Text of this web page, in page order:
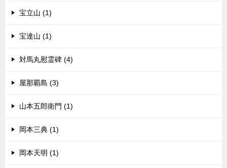
宝立山 (1)
宝達山 (1)
対馬丸慰霊碑 (4)
屋那覇島 (3)
山本五郎衛門 (1)
岡本三典 (1)
岡本天明 (1)